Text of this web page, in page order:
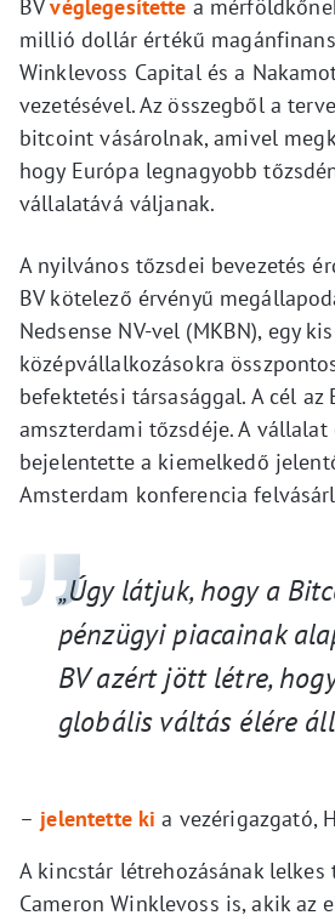
BVvéglegesítette a
millió dollár értékű
Winklevoss Capital és a
vezetésével. Az összegből a
bitcoint vásárolnak, amivel
hogy Európa legnagyobb
vállalatává váljanak.
A nyilvános tőzsdei bevezetés
BV kötelező érvényű
Nedsense NV-vel (MKBN), egy
középvállalkozásokra
befektetési társasággal. A cél az
amszterdami tőzsdéje. A
bejelentette a kiemelkedő
Amsterdam konferencia
„Úgy látjuk, hogy a
pénzügyi piacainak
BV azért jött létre,
globális váltás élére
– jelentette ki a vezérigazgató,
A kincstár létrehozásának lelkes
Cameron Winklevoss is, akik az